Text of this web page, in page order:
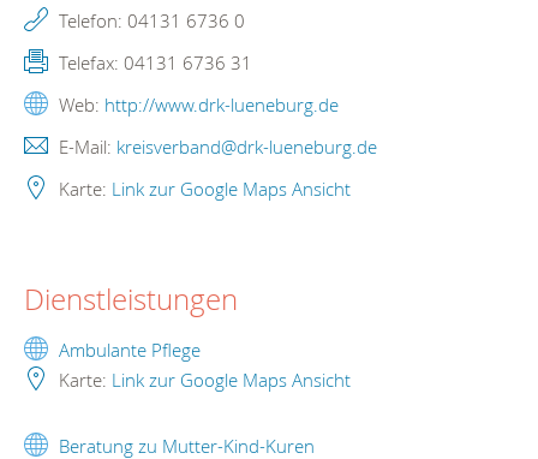
Telefon: 04131 6736 0
Telefax: 04131 6736 31
Web: http://www.drk-lueneburg.de
E-Mail: kreisverband@drk-lueneburg.de
Karte: Link zur Google Maps Ansicht
Dienstleistungen
Ambulante Pflege
Karte: Link zur Google Maps Ansicht
Beratung zu Mutter-Kind-Kuren